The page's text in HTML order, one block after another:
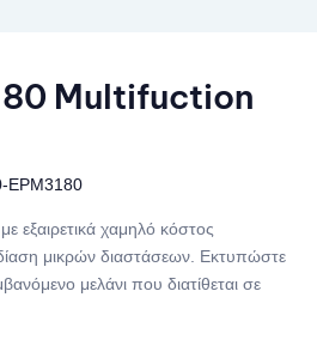
Multifuction
EPM3180
εξαιρετικά χαμηλό κόστος
μικρών διαστάσεων. Εκτυπώστε
μελάνι που διατίθεται σε